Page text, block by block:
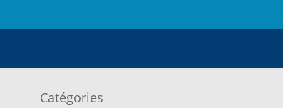
Catégories